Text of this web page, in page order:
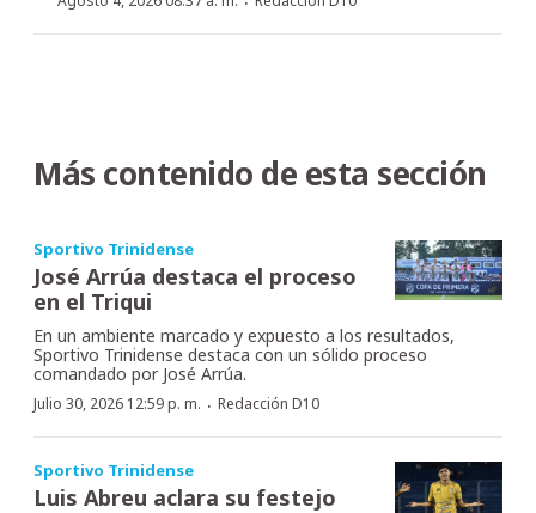
Más contenido de esta sección
Sportivo Trinidense
José Arrúa destaca el proceso
en el Triqui
En un ambiente marcado y expuesto a los resultados,
Sportivo Trinidense destaca con un sólido proceso
comandado por José Arrúa.
Julio 30, 2026 12:59 p. m. · Redacción D10
Sportivo Trinidense
Luis Abreu aclara su festejo